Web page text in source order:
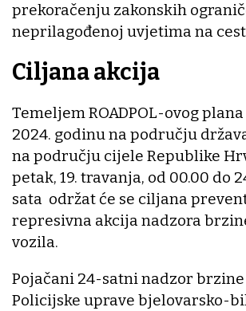
prekoračenju zakonskih
neprilagođenoj uvjetima na
Ciljana akcija
Temeljem ROADPOL-ovog
2024. godinu na području
na području cijele Republike
petak, 19. travanja, od 00.00 do
sata održat će se ciljana
represivna akcija nadzora
vozila.
Pojačani 24-satni nadzor
Policijske uprave bjelovarsko-